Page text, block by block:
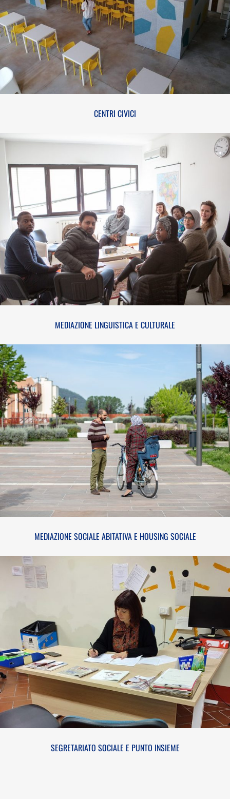
CENTRI CIVICI
CENTRI CIVICI
MEDIAZIONE LINGUISTICA E CULTURALE
MEDIAZIONE LINGUISTICA E CULTURALE
MEDIAZIONE SOCIALE ABITATIVA E HOUSING
SOCIALE
MEDIAZIONE SOCIALE ABITATIVA E HOUSING SOCIALE
SEGRETARIATO SOCIALE E PUNTO INSIEME
SEGRETARIATO SOCIALE E PUNTO INSIEME